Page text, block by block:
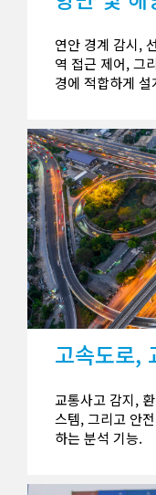
연안 경계 감시,
역 접근 제어, 그
경에 적합하게
고속도로,
교통사고 감지,
스템, 그리고 안
하는 분석 기능.